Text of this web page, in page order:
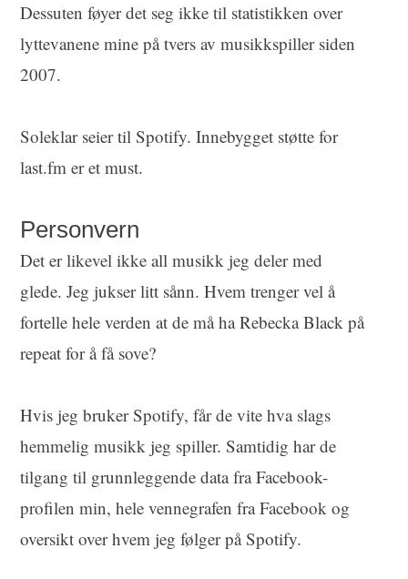
Dessuten føyer det seg ikke til statistikken over
lyttevanene mine på tvers av musikkspiller siden
2007.
Soleklar seier til Spotify. Innebygget støtte for
last.fm er et must.
Personvern
Det er likevel ikke all musikk jeg deler med
glede. Jeg jukser litt sånn. Hvem trenger vel å
fortelle hele verden at de må ha Rebecka Black på
repeat for å få sove?
Hvis jeg bruker Spotify, får de vite hva slags
hemmelig musikk jeg spiller. Samtidig har de
tilgang til grunnleggende data fra Facebook-
profilen min, hele vennegrafen fra Facebook og
oversikt over hvem jeg følger på Spotify.